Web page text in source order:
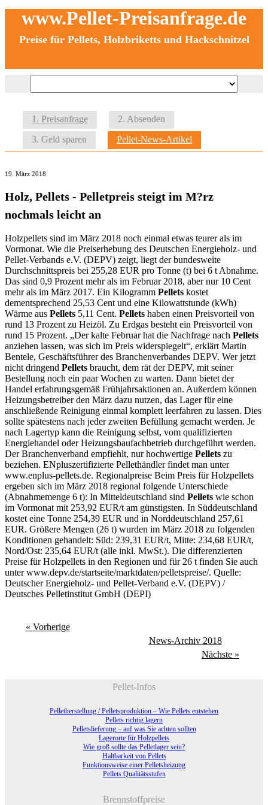
www.Pellet-Preisanfrage.de
Preise für Pellets, Holzbriketts und Hackschnitzel
1. Preisanfrage
2. Absenden
3. Geld sparen
Pellet-News-Artikel
19. März 2018
Holz, Pellets - Pelletpreis steigt im M?rz
nochmals leicht an
Holzpellets sind im März 2018 noch einmal etwas teurer als im
Vormonat. Wie die Preiserhebung des Deutschen Energieholz- und
Pellet-Verbands e.V. (DEPV) zeigt, liegt der bundesweite
Durchschnittspreis bei 255,28 EUR pro Tonne (t) bei 6 t Abnahme.
Das sind 0,9 Prozent mehr als im Februar 2018, aber nur 10 Cent
mehr als im März 2017. Ein Kilogramm Pellets kostet
dementsprechend 25,53 Cent und eine Kilowattstunde (kWh)
Wärme aus Pellets 5,11 Cent. Pellets haben einen Preisvorteil von
rund 13 Prozent zu Heizöl. Zu Erdgas besteht ein Preisvorteil von
rund 15 Prozent. „Der kalte Februar hat die Nachfrage nach Pellets
anziehen lassen, was sich im Preis widerspiegelt“, erklärt Martin
Bentele, Geschäftsführer des Branchenverbandes DEPV. Wer jetzt
nicht dringend Pellets braucht, dem rät der DEPV, mit seiner
Bestellung noch ein paar Wochen zu warten. Dann bietet der
Handel erfahrungsgemäß Frühjahrsaktionen an. Außerdem können
Heizungsbetreiber den März dazu nutzen, das Lager für eine
anschließende Reinigung einmal komplett leerfahren zu lassen. Dies
sollte spätestens nach jeder zweiten Befüllung gemacht werden. Je
nach Lagertyp kann die Reinigung selbst, vom qualifizierten
Energiehandel oder Heizungsbaufachbetrieb durchgeführt werden.
Der Branchenverband empfiehlt, nur hochwertige Pellets zu
beziehen. ENpluszertifizierte Pellethändler findet man unter
www.enplus-pellets.de. Regionalpreise Beim Preis für Holzpellets
ergeben sich im März 2018 regional folgende Unterschiede
(Abnahmemenge 6 t): In Mitteldeutschland sind Pellets wie schon
im Vormonat mit 253,92 EUR/t am günstigsten. In Süddeutschland
kostet eine Tonne 254,39 EUR und in Norddeutschland 257,61
EUR. Größere Mengen (26 t) wurden im März 2018 zu folgenden
Konditionen gehandelt: Süd: 239,31 EUR/t, Mitte: 234,68 EUR/t,
Nord/Ost: 235,64 EUR/t (alle inkl. MwSt.). Die differenzierten
Preise für Holzpellets in den Regionen und für 26 t finden Sie auch
unter www.depv.de/startseite/marktdaten/pelletspreise/. Quelle:
Deutscher Energieholz- und Pellet-Verband e.V. (DEPV) /
Deutsches Pelletinstitut GmbH (DEPI)
« Vorherige
News-Archiv 2018
Nächste »
Pellet-Infos
Pelletherstellung / Pelletsproduktion – Wie Pellets entstehen
Pellets richtig lagern
Pelletslieferung – auf was Sie achten sollten
Lagerorte für Holzpellets
Wie groß sollte das Pelletlager sein?
Haltbarkeit von Pellets
Funktionsweise einer Pelletsheizung
Pellets Qualitätsstufen
Brennstoffpreise